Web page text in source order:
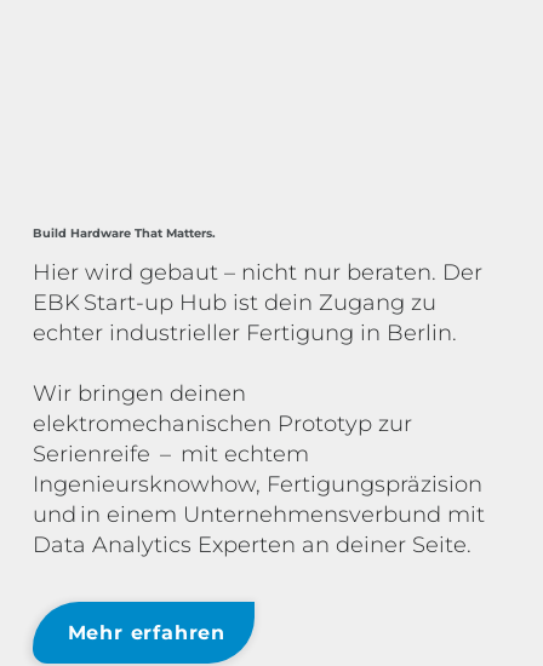
Build Hardware That Matters.
Hier wird gebaut – nicht nur beraten. Der
EBK Start-up Hub ist dein Zugang zu
echter industrieller Fertigung in Berlin.
Wir bringen deinen
elektromechanischen Prototyp zur
Serienreife – mit echtem
Ingenieursknowhow, Fertigungspräzision
und in einem Unternehmensverbund mit
Data Analytics Experten an deiner Seite.
Mehr erfahren